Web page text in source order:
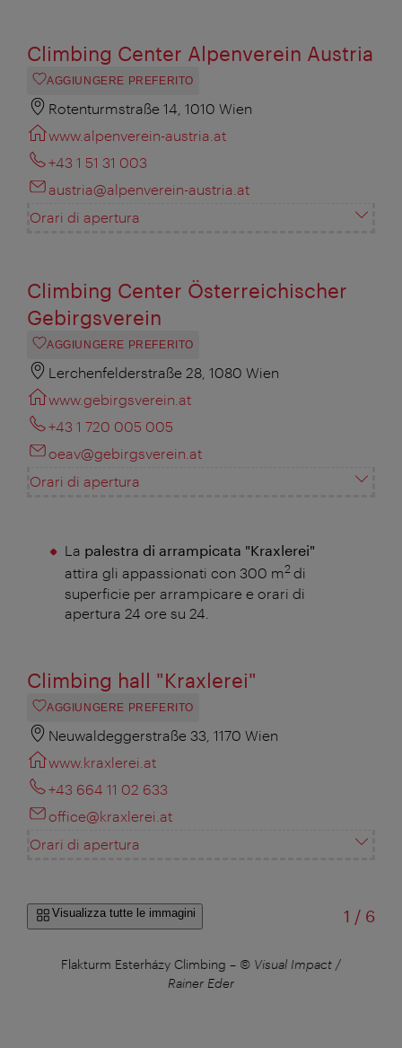
Climbing Center Alpenverein Austria
AGGIUNGERE PREFERITO
Rotenturmstraße 14, 1010 Wien
www.alpenverein-austria.at
+43 1 51 31 003
austria@alpenverein-austria.at
Orari di apertura
Climbing Center Österreichischer
Gebirgsverein
AGGIUNGERE PREFERITO
Lerchenfelderstraße 28, 1080 Wien
www.gebirgsverein.at
+43 1 720 005 005
oeav@gebirgsverein.at
Orari di apertura
La palestra di arrampicata "Kraxlerei"
attira gli appassionati con 300 m2di
superficie per arrampicare e orari di
apertura 24 ore su 24.
Climbing hall "Kraxlerei"
AGGIUNGERE PREFERITO
Neuwaldeggerstraße 33, 1170 Wien
www.kraxlerei.at
+43 664 11 02 633
office@kraxlerei.at
Orari di apertura
Visualizza tutte le immagini 1 /di
6
Flakturm Esterházy Climbing – © Visual Impact /
Rainer Eder